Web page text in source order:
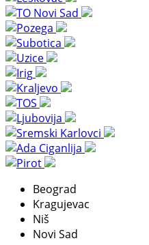
Beograd
Kragujevac
Niš
Novi Sad